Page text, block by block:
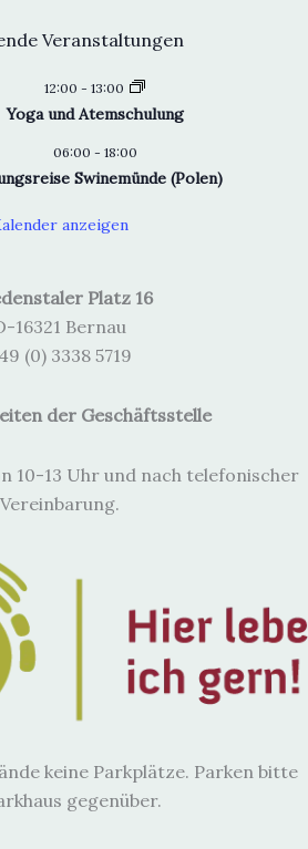
Veranstaltungen
12:00 - 13:00
Yoga und Atemschulung
06:00 - 18:00
Swinemünde (Polen)
anzeigen
Platz 16
16321 Bernau
(0) 3338 5719
der Geschäftsstelle
10-13 Uhr und nach telefonischer
Vereinbarung.
keine Parkplätze. Parken bitte
gegenüber.